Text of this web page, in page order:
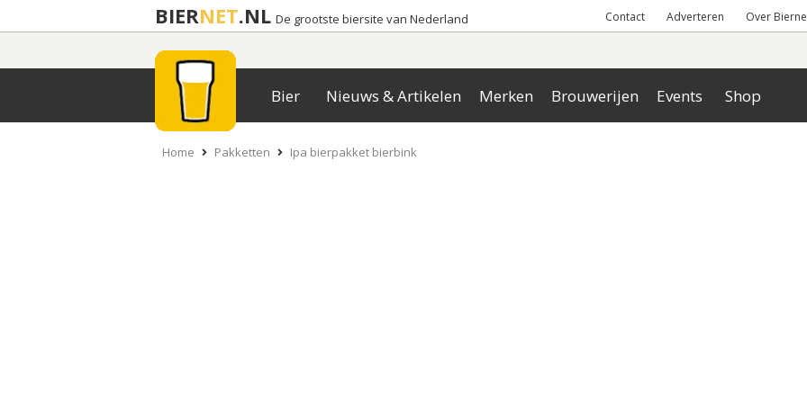
BIERNET.NL De grootste biersite van Nederland Contact Adverteren Over
Bier Nieuws & Artikelen Merken Brouwerijen Events Shop
Home Pakketten Ipa bierpakket bierbink